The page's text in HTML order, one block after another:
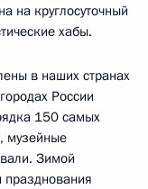
на круглосуточный
хабы.
в наших странах
России
150 самых
музейные
Зимой